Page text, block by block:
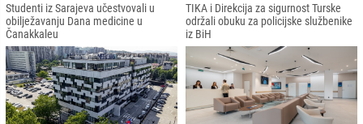
Studenti iz Sarajeva učestvovali u
obilježavanju Dana medicine u
Čanakkaleu
TIKA i Direkcija za sigurnost Turske
održali obuku za policijske službenike
iz BiH